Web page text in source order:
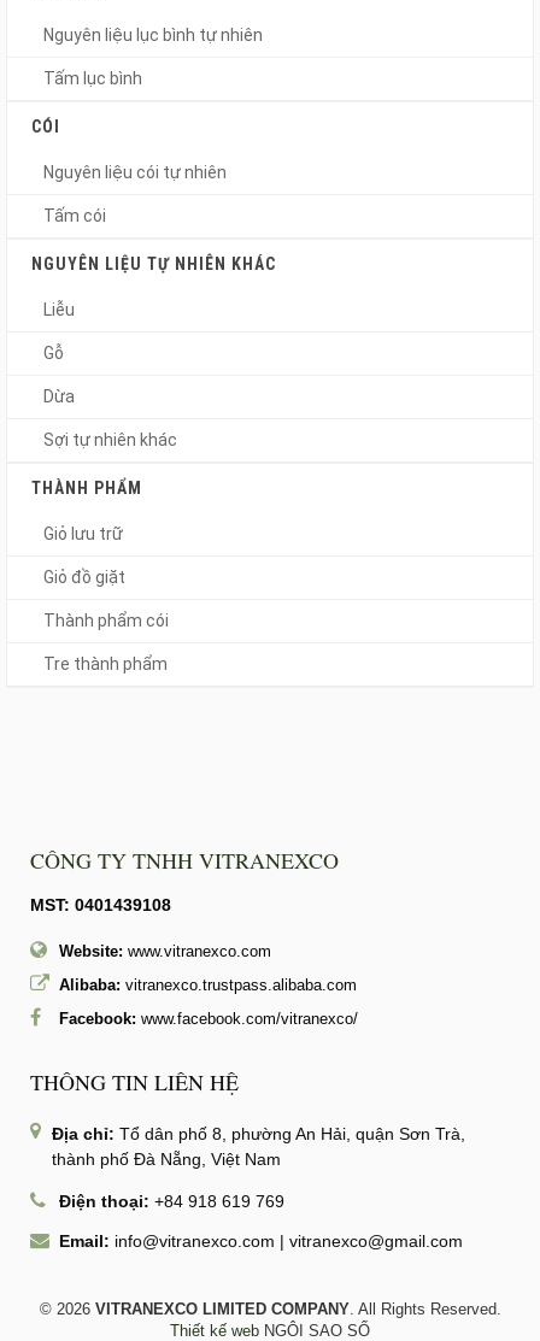
Nguyên liệu lục bình tự nhiên
Tấm lục bình
CÓI
Nguyên liệu cói tự nhiên
Tấm cói
NGUYÊN LIỆU TỰ NHIÊN KHÁC
Liễu
Gỗ
Dừa
Sợi tự nhiên khác
THÀNH PHẨM
Giỏ lưu trữ
Giỏ đồ giặt
Thành phẩm cói
Tre thành phẩm
CÔNG TY TNHH VITRANEXCO
MST: 0401439108
Website: www.vitranexco.com
Alibaba: vitranexco.trustpass.alibaba.com
Facebook: www.facebook.com/vitranexco/
THÔNG TIN LIÊN HỆ
Địa chỉ: Tổ dân phố 8, phường An Hải, quận Sơn Trà,
thành phố Đà Nẵng, Việt Nam
Điện thoại: +84 918 619 769
Email: info@vitranexco.com | vitranexco@gmail.com
© 2026 VITRANEXCO LIMITED COMPANY. All Rights Reserved.
Thiết kế web NGÔI SAO SỐ